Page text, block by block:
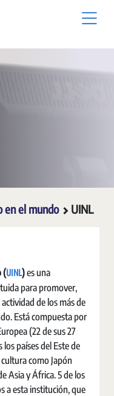
en el mundo UINL
(UINL)es una
para promover,
de los más de
Está compuesta por
(22 de sus 27
países del Este de
como Japón
Asia y África. 5 de los
a esta institución, que